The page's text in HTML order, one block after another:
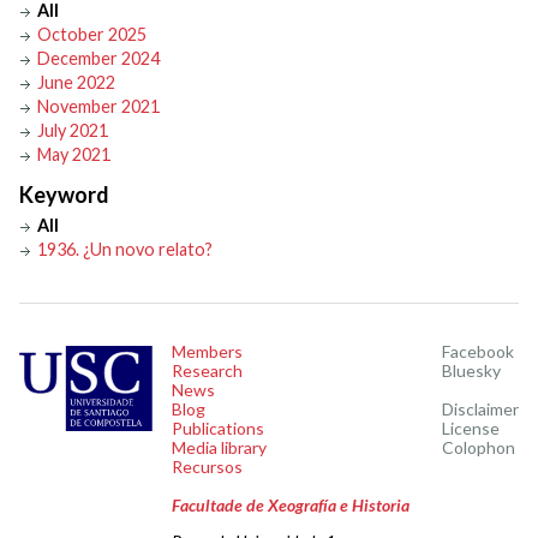
All
October 2025
December 2024
June 2022
November 2021
July 2021
May 2021
Keyword
All
1936. ¿Un novo relato?
Members
Research
News
Blog
Publications
Media library
Recursos
Facebook
Bluesky
Disclaimer
License
Colophon
Facultade de Xeografía e Historia